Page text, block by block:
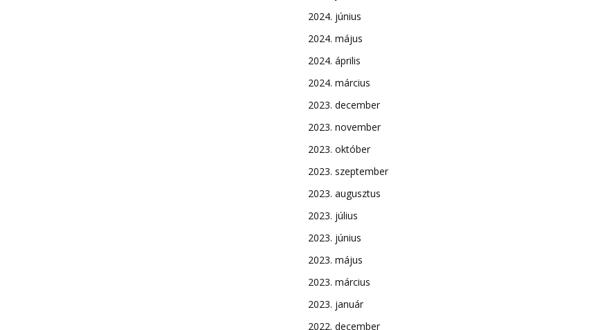
2024. június
2024. május
2024. április
2024. március
2023. december
2023. november
2023. október
2023. szeptember
2023. augusztus
2023. július
2023. június
2023. május
2023. március
2023. január
2022. december